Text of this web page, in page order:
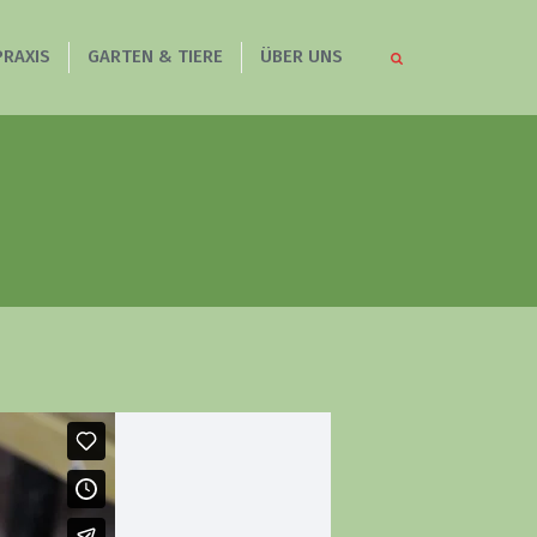
GARTEN & TIERE ÜBER UNS